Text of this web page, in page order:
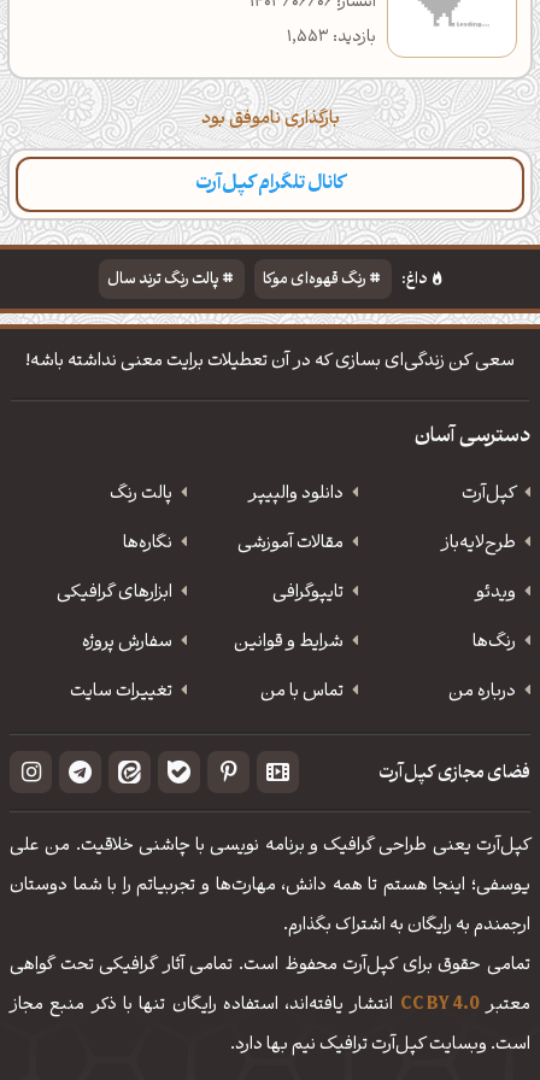
بازدید: 1,553
بارگذاری ناموفق بود
کانال تلگرام کپل‌آرت
داغ: رنگ قهوه‌ای موکا
پالت رنگ ترند سال
دانلود والپیپر مذهبی
تایپوگرافی شعر مولانا
سعی کن زندگی‌ای بسازی که در آن تعطیلات برایت معنی نداشته باشه!
دسترسی آسان
کپل‌آرت دانلود‌ والپیپر
پالت رنگ
طرح‌لایه‌باز
مقالات آموزشی
نگاره‌ها
ویدئو
‌تایپوگرافی
ابزارهای گرافیکی
رنگ‌ها
شرایط و قوانین
سفارش پروژه
درباره من
تماس با من تغییرات سایت
فضای مجازی کپل‌آرت
کپل‌آرت یعنی طراحی گرافیک و برنامه نویسی با چاشنی خلاقیت. من علی
یوسفی؛ اینجا هستم تا همه دانش، مهارت‌‌ها و تجربیاتم را با شما دوستان
ارجمندم به رایگان به اشتراک بگذارم.
تمامی حقوق برای کپل‌آرت محفوظ است. تمامی آثار گرافیکی تحت گواهی
معتبرCC BY 4.0 انتشار یافته‌اند، استفاده رایگان تنها با ذکر منبع مجاز
است. وبسایت کپل‌آرت ترافیک نیم بها دارد.